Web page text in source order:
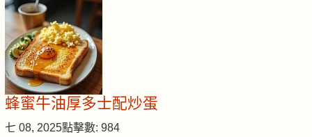
蜂蜜牛油厚多士配炒蛋
七 08, 2025點擊數: 984